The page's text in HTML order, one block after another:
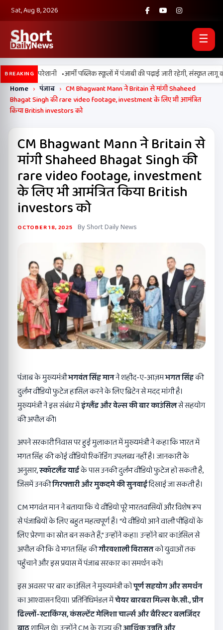
Sat, Aug 8, 2026
☰
BREAKING
बढ़ाएगी परेशानी •आर्मी पब्लिक स्कूलों में पंजाबी की पढ़ाई जारी रहेगी, संस्कृत लागू
Home › पंजाब › CM Bhagwant Mann ने Britain से मांगी Shaheed
Bhagat Singh की rare video footage, investment के लिए भी आमंत्रित
किया British investors को
CM Bhagwant Mann ने Britain से
मांगी Shaheed Bhagat Singh की
rare video footage, investment
के लिए भी आमंत्रित किया British
investors को
OCTOBER 18, 2025 By Short Daily News
पंजाब के मुख्यमंत्रीभगवंत सिंह मानने शहीद-ए-आज़मभगत सिंहकी
दुर्लभ वीडियो फुटेज हासिल करने के लिए ब्रिटेन से मदद मांगी है।
मुख्यमंत्री ने इस संबंध मेंइंग्लैंड और वेल्स की बार काउंसिलसे सहयोग
की अपील की।
अपने सरकारी निवास पर हुई मुलाकात में मुख्यमंत्री ने कहा कि भारत में
भगत सिंह की कोई वीडियो रिकॉर्डिंग उपलब्ध नहीं है। जानकारी के
अनुसार,स्कॉटलैंड यार्डके पास उनकी दुर्लभ वीडियो फुटेज हो सकती है,
जिसमें उनकीगिरफ्तारी और मुकदमे की सुनवाईदिखाई जा सकती है।
CM भगवंत मान ने बताया कि ये वीडियो पूरे भारतवासियों और विशेष रूप
से पंजाबियों के लिए बहुत महत्वपूर्ण हैं। “ये वीडियो आने वाली पीढ़ियों के
लिए प्रेरणा का स्रोत बन सकते हैं,” उन्होंने कहा। उन्होंने बार काउंसिल से
अपील की कि वे भगत सिंह कीगौरवशाली विरासतको युवाओं तक
पहुँचाने और इस प्रयास में पंजाब सरकार का समर्थन करें।
इस अवसर पर बार काउंसिल ने मुख्यमंत्री कोपूर्ण सहयोग और समर्थन
का आश्वासन दिया। प्रतिनिधिमंडल मेंचेयर बारबरा मिल्स के.सी.,प्रीन
ढिल्लों-स्टार्किंग्स,कंसल्टेंट मेलिशा चार्ल्स और बैरिस्टर बलजिंदर